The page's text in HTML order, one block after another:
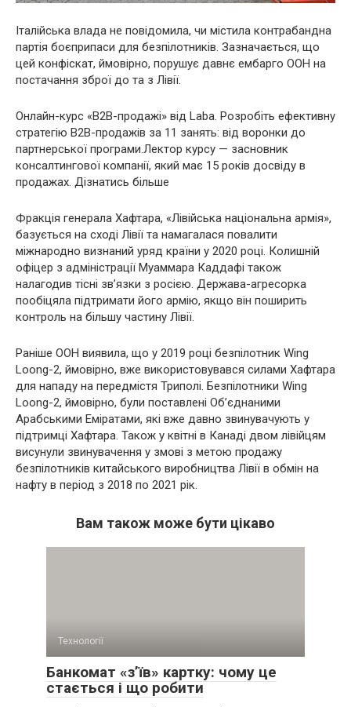
Італійська влада не повідомила, чи містила контрабандна
партія боєприпаси для безпілотників. Зазначається, що
цей конфіскат, ймовірно, порушує давнє ембарго ООН на
постачання зброї до та з Лівії.
Онлайн-курс «B2B-продажі» від Laba. Розробіть ефективну
стратегію B2B-продажів за 11 занять: від воронки до
партнерської програми.Лектор курсу — засновник
консалтингової компанії, який має 15 років досвіду в
продажах. Дізнатись більше
Фракція генерала Хафтара, «Лівійська національна армія»,
базується на сході Лівії та намагалася повалити
міжнародно визнаний уряд країни у 2020 році. Колишній
офіцер з адміністрації Муаммара Каддафі також
налагодив тісні зв’язки з росією. Держава-агресорка
пообіцяла підтримати його армію, якщо він поширить
контроль на більшу частину Лівії.
Раніше ООН виявила, що у 2019 році безпілотник Wing
Loong-2, ймовірно, вже використовувався силами Хафтара
для нападу на передмістя Триполі. Безпілотники Wing
Loong-2, ймовірно, були поставлені Об’єднаними
Арабськими Еміратами, які вже давно звинувачують у
підтримці Хафтара. Також у квітні в Канаді двом лівійцям
висунули звинувачення у змові з метою продажу
безпілотників китайського виробництва Лівії в обмін на
нафту в період з 2018 по 2021 рік.
Вам також може бути цікаво
Технології
Банкомат «з’їв» картку: чому це
стається і що робити